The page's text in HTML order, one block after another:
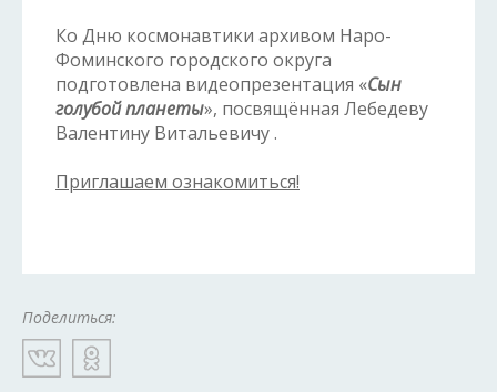
Ко Дню космонавтики архивом Наро-
Фоминского городского округа
подготовлена видеопрезентация «Сын
голубой планеты», посвящённая Лебедеву
Валентину Витальевичу .
Приглашаем ознакомиться!
Поделиться: